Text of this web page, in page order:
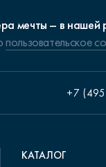
мечты – в нашей
пользовательское
+7
КАТАЛОГ